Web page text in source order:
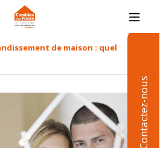
Contactez-nous
de maison : quel